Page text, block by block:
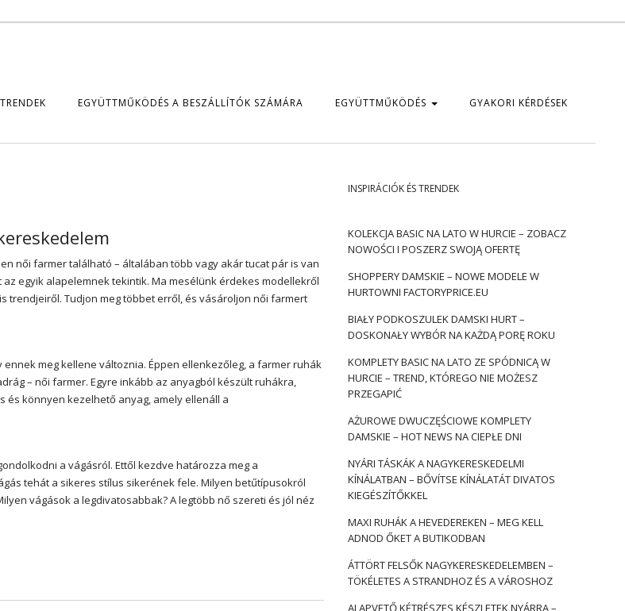
EGYÜTTMŰKÖDÉS A BESZÁLLÍTÓK SZÁMÁRA EGYÜTTMŰKÖDÉS GYAKORI KÉRDÉSEK
női farmer található – általában több vagy akár tucat pár is van
egyik alapelemnek tekintik. Ma mesélünk érdekes modellekről
trendjeiről. Tudjon meg többet erről, és vásároljon női farmert
meg kellene változnia. Éppen ellenkezőleg, a farmer ruhák
– női farmer. Egyre inkább az anyagból készült ruhákra,
könnyen kezelhető anyag, amely ellenáll a
a vágásról. Ettől kezdve határozza meg a
tehát a sikeres stílus sikerének fele. Milyen betűtípusokról
vágások a legdivatosabbak? A legtöbb nő szereti és jól néz
INSPIRÁCIÓK ÉS TRENDEK
KOLEKCJA BASIC NA LATO W HURCIE – ZOBACZ
NOWOŚCI I POSZERZ SWOJĄ OFERTĘ
SHOPPERY DAMSKIE – NOWE MODELE W
HURTOWNI FACTORYPRICE.EU
BIAŁY PODKOSZULEK DAMSKI HURT –
DOSKONAŁY WYBÓR NA KAŻDĄ PORĘ ROKU
KOMPLETY BASIC NA LATO ZE SPÓDNICĄ W
HURCIE – TREND, KTÓREGO NIE MOŻESZ
PRZEGAPIĆ
AŻUROWE DWUCZĘŚCIOWE KOMPLETY
DAMSKIE – HOT NEWS NA CIEPŁE DNI
NYÁRI TÁSKÁK A NAGYKERESKEDELMI
KÍNÁLATBAN – BŐVÍTSE KÍNÁLATÁT DIVATOS
KIEGÉSZÍTŐKKEL
MAXI RUHÁK A HEVEDEREKEN – MEG KELL
ADNOD ŐKET A BUTIKODBAN
ÁTTÖRT FELSŐK NAGYKERESKEDELEMBEN –
TÖKÉLETES A STRANDHOZ ÉS A VÁROSHOZ
ALAPVETŐ KÉTRÉSZES KÉSZLETEK NYÁRRA –